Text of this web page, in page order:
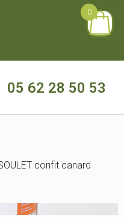
05 62 28 50 53
confit canard
0